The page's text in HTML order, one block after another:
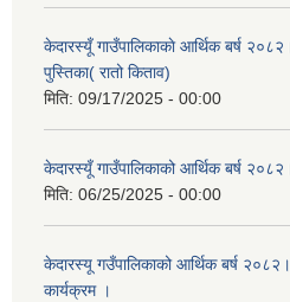
केदारस्यूँ गाउँपालिकाकाे आर्थिक बर्ष
पुस्तिका( रातो किताव)
मिति: 09/17/2025 - 00:00
केदारस्यूँ गाउँपालिकाको आर्थिक बर्ष
मिति: 06/25/2025 - 00:00
केदारस्यू गउँपालिकाको आर्थिक बर्ष
कार्यक्रम ।